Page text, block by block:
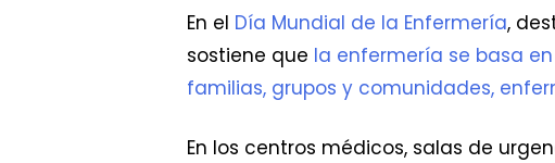
En el Día Mundial de la Enfermería,
sostiene que la enfermería se basa
familias, grupos y comunidades,
En los centros médicos, salas de